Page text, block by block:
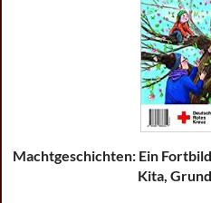
Machtgeschichten: Ein
Kita,